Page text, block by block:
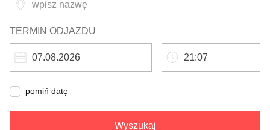
TERMIN ODJAZDU
pomiń datę
Wyszukaj